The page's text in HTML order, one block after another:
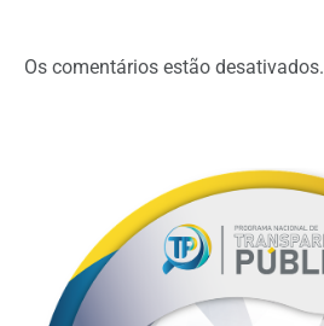
Os comentários estão desativados.